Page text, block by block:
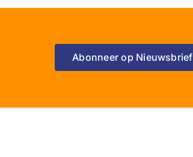
Abonneer op Nieuwsbrief